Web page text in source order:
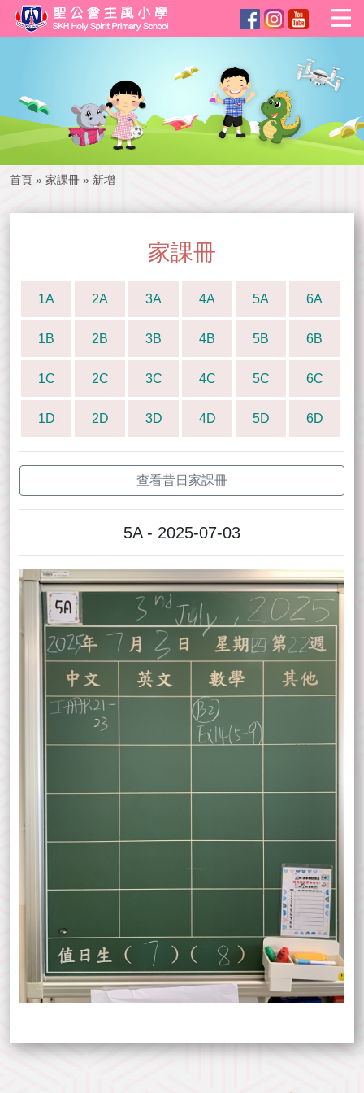
首頁 » 家課冊 » 新增
家課冊
1A 2A 3A 4A 5A 6A
1B 2B 3B 4B 5B 6B
1C 2C 3C 4C 5C 6C
1D 2D 3D 4D 5D 6D
查看昔日家課冊
5A - 2025-07-03